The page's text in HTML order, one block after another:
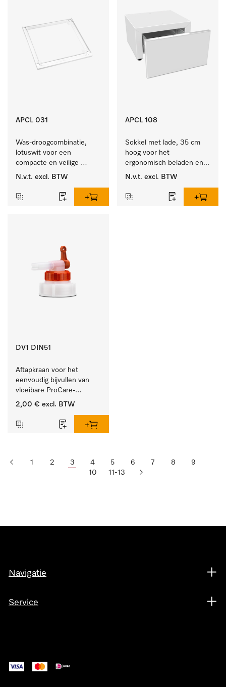
APCL 031
Was-droogcombinatie,
lotuswit voor een
compacte en veilige
opstelling bij een was-
N.v.t. excl. BTW
APCL 108
Sokkel met lade, 35 cm
hoog voor het
ergonomisch beladen en
legen van de wasmachine
N.v.t. excl. BTW
DV1 DIN51
Aftapkraan voor het
eenvoudig bijvullen van
vloeibare ProCare-
producten.
2,00 € excl. BTW
1 2 3 4 5 6 7 8
9
10
11-13
Navigatie
Service